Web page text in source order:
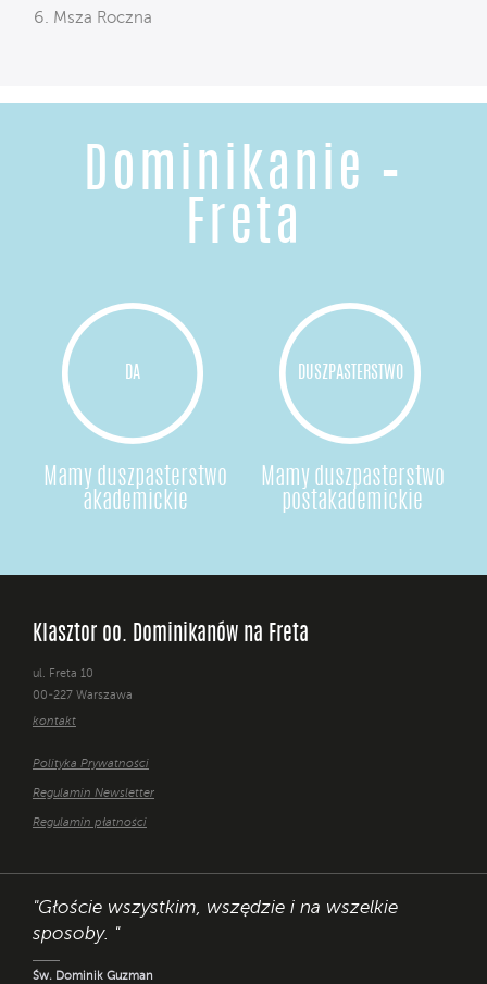
Msza Roczna
Dominikanie –
Freta
DA
Mamy duszpasterstwo
akademickie
DUSZPASTERSTWO
Mamy duszpasterstwo
postakademickie
Klasztor oo. Dominikanów na Freta
ul. Freta 10
00-227 Warszawa
kontakt
Polityka Prywatności
Regulamin Newsletter
Regulamin płatności
"Głoście wszystkim, wszędzie i na wszelkie
sposoby. "
Św. Dominik Guzman